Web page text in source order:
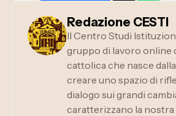
Redazione CESTI
Il Centro Studi
gruppo di lavoro online
cattolica che nasce
creare uno spazio di
dialogo sui grandi
caratterizzano la nostra